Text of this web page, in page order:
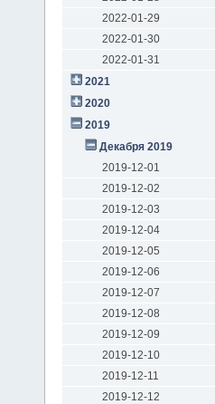
2022-01-29
2022-01-30
2022-01-31
2021
2020
2019
Декабря 2019
2019-12-01
2019-12-02
2019-12-03
2019-12-04
2019-12-05
2019-12-06
2019-12-07
2019-12-08
2019-12-09
2019-12-10
2019-12-11
2019-12-12